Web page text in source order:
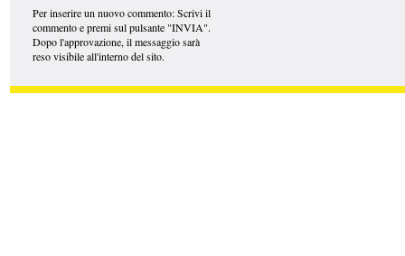
Per inserire un nuovo commento: Scrivi il
commento e premi sul pulsante "INVIA".
Dopo l'approvazione, il messaggio sarà
reso visibile all'interno del sito.